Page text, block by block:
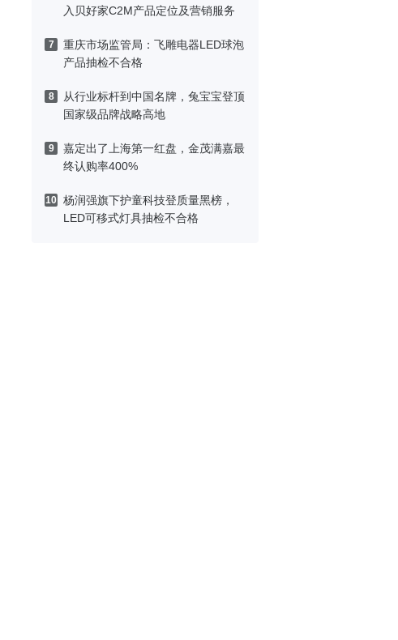
入贝好家C2M产品定位及营销服务
7
重庆市场监管局：飞雕电器LED球泡
产品抽检不合格
8
从行业标杆到中国名牌，兔宝宝登顶
国家级品牌战略高地
9
嘉定出了上海第一红盘，金茂满嘉最
终认购率400%
10 杨润强旗下护童科技登质量黑榜，
LED可移式灯具抽检不合格